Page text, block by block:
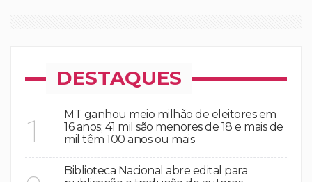
DESTAQUES
1
MT ganhou meio milhão de eleitores em
16 anos; 41 mil são menores de 18 e mais de
mil têm 100 anos ou mais
Biblioteca Nacional abre edital para